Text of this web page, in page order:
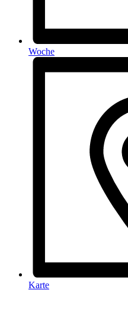
Woche
Karte